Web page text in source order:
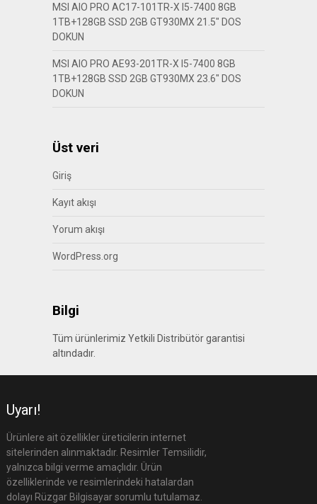
MSI AIO PRO AC17-101TR-X I5-7400 8GB
1TB+128GB SSD 2GB GT930MX 21.5″ DOS
DOKUN
MSI AIO PRO AE93-201TR-X I5-7400 8GB
1TB+128GB SSD 2GB GT930MX 23.6″ DOS
DOKUN
Üst veri
Giriş
Kayıt akışı
Yorum akışı
WordPress.org
Bilgi
Tüm ürünlerimiz Yetkili Distribütör garantisi
altındadır.
Uyarı!
Ürünlere ait özellikler üreticilerin internet
sitelerinden alınmaktadır. Resimler Temsilidir,
yalnızca bilgi verme amaçlıdır. Ürün
özelliklerinde ve resimlerindeki hatalardan
dolayı Rüzgar Bilgisayar sorumlu tutulamaz.